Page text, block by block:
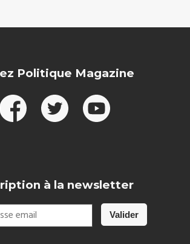
Politique Magazine
à la newsletter